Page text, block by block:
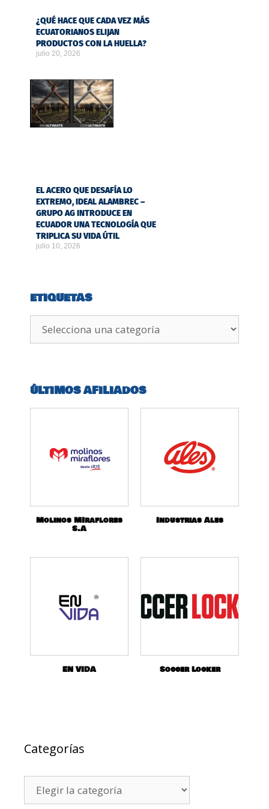
¿QUÉ HACE QUE CADA VEZ MÁS
ECUATORIANOS ELIJAN
PRODUCTOS CON LA HUELLA?
julio 20, 2026
EL ACERO QUE DESAFÍA LO
EXTREMO, IDEAL ALAMBREC –
GRUPO AG INTRODUCE EN
ECUADOR UNA TECNOLOGÍA QUE
TRIPLICA SU VIDA ÚTIL
julio 10, 2026
ETIQUETAS
ÚLTIMOS AFILIADOS
Molinos MIraflores
S.A
Industrias Ales
EN VIDA Soccer Locker
Categorías